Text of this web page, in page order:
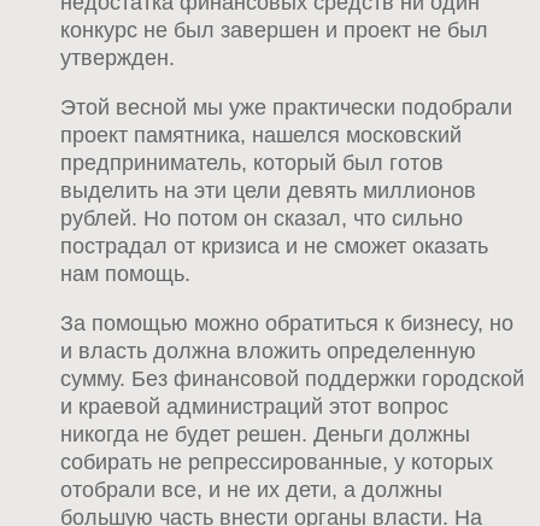
конкурс не был завершен и проект не был
утвержден.
Этой весной мы уже практически подобрали
проект памятника, нашелся московский
предприниматель, который был готов
выделить на эти цели девять миллионов
рублей. Но потом он сказал, что сильно
пострадал от кризиса и не сможет оказать
нам помощь.
За помощью можно обратиться к бизнесу, но
и власть должна вложить определенную
сумму. Без финансовой поддержки городской
и краевой администраций этот вопрос
никогда не будет решен. Деньги должны
собирать не репрессированные, у которых
отобрали все, и не их дети, а должны
большую часть внести органы власти. На